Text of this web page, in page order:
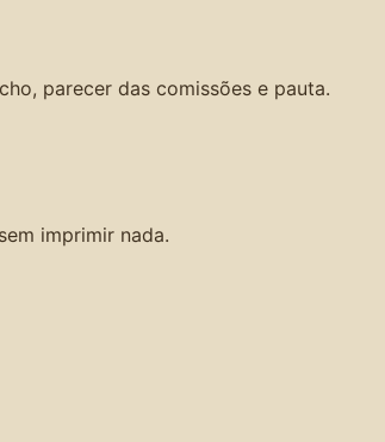
parecer das comissões e pauta.
imprimir nada.